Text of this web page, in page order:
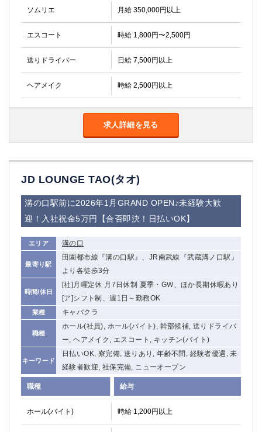
ソムリエ 月給 350,000円以上
エスコート 時給 1,800円〜2,500円
送りドライバー 日給 7,500円以上
ヘアメイク 時給 2,500円以上
求人詳細を見る
JD LOUNGE TAO(タオ)
溝の口駅前に2026年1月GRAND OPEN♪未経験大歓
迎！入社祝金5万円【合否即決！日払いOK】
エリア 溝の口
最寄り駅
田園都市線『溝の口駅』、JR南武線『武蔵溝ノ口駅』
より各徒歩3分
時間/休日
[社]月曜定休 月7日休制 夏季・GW、ほか長期休暇あり
[ア]シフト制、週1日～勤務OK
業種 キャバクラ
職種
ホール(社員), ホール(バイト), 幹部候補, 送りドライバ
ー, ヘアメイク, エスコート, キッチン(バイト)
キーワード
日払いOK, 寮完備, 送りあり, 年齢不問, 経験者優遇, 未
経験者歓迎, 社保完備, ニューオープン
職種 給与
ホール(バイト) 時給 1,200円以上
新小岩
幡ヶ谷
祖師ヶ谷大蔵
小岩
湯島
久米川
神奈川県
藤沢
平塚
武蔵小杉
橋本
関内・馬車道・日ノ出町 武蔵新城
元住吉
茅ヶ崎
大船
厚木
横須賀
桜木町
埼玉県
南越谷
川越
草加
南浦和
熊谷
獨協大学前＜草加松原＞
北浦和（西口）
春日部
川口
蕨